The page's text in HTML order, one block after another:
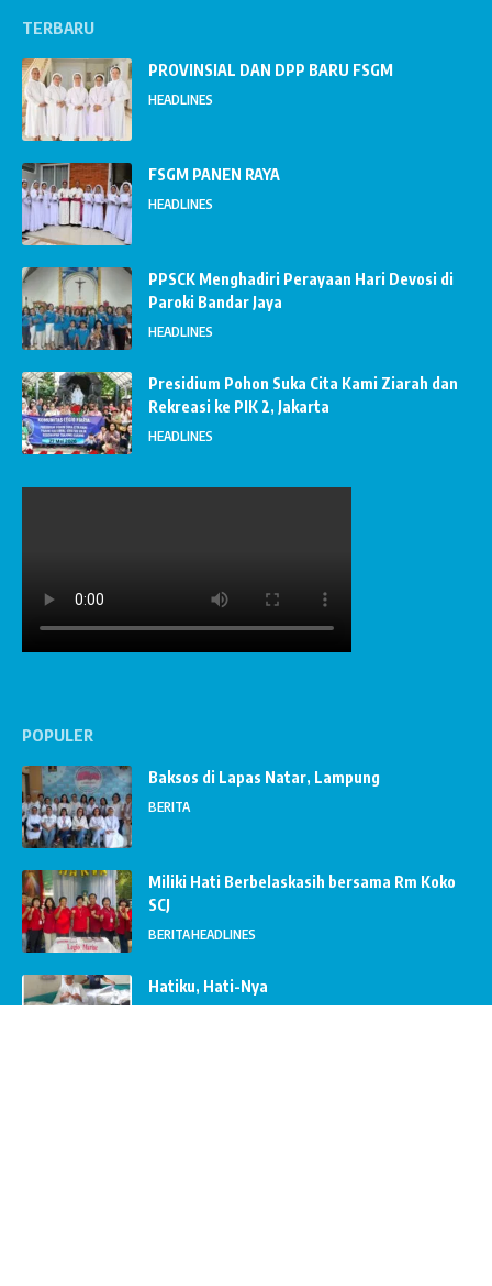
TERBARU
PROVINSIAL DAN DPP BARU FSGM
HEADLINES
FSGM PANEN RAYA
HEADLINES
PPSCK Menghadiri Perayaan Hari Devosi di
Paroki Bandar Jaya
HEADLINES
Presidium Pohon Suka Cita Kami Ziarah dan
Rekreasi ke PIK 2, Jakarta
HEADLINES
POPULER
Baksos di Lapas Natar, Lampung
BERITA
Miliki Hati Berbelaskasih bersama Rm Koko
SCJ
BERITAHEADLINES
Hatiku, Hati-Nya